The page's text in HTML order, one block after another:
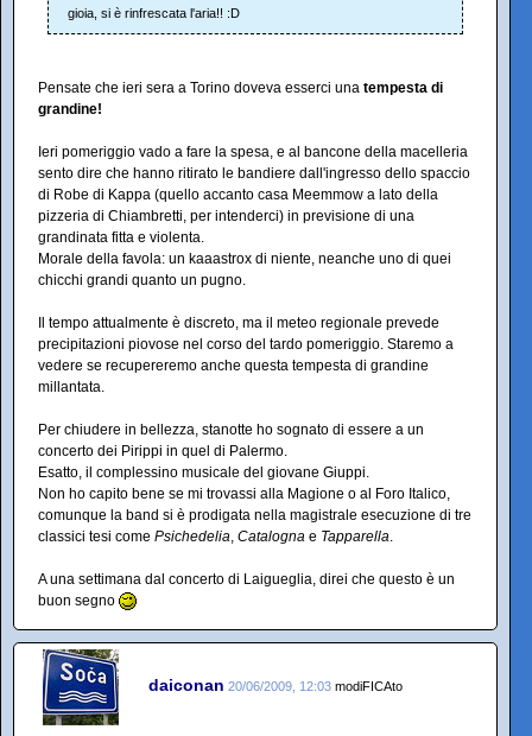
gioia, si è rinfrescata l'aria!! :D
Pensate che ieri sera a Torino doveva esserci una tempesta di
grandine!
Ieri pomeriggio vado a fare la spesa, e al bancone della macelleria
sento dire che hanno ritirato le bandiere dall'ingresso dello spaccio
di Robe di Kappa (quello accanto casa Meemmow a lato della
pizzeria di Chiambretti, per intenderci) in previsione di una
grandinata fitta e violenta.
Morale della favola: un kaaastrox di niente, neanche uno di quei
chicchi grandi quanto un pugno.
Il tempo attualmente è discreto, ma il meteo regionale prevede
precipitazioni piovose nel corso del tardo pomeriggio. Staremo a
vedere se recupereremo anche questa tempesta di grandine
millantata.
Per chiudere in bellezza, stanotte ho sognato di essere a un
concerto dei Pirippi in quel di Palermo.
Esatto, il complessino musicale del giovane Giuppi.
Non ho capito bene se mi trovassi alla Magione o al Foro Italico,
comunque la band si è prodigata nella magistrale esecuzione di tre
classici tesi come Psichedelia, Catalogna e Tapparella.
A una settimana dal concerto di Laigueglia, direi che questo è un
buon segno
daiconan 20/06/2009, 12:03 modiFICAto